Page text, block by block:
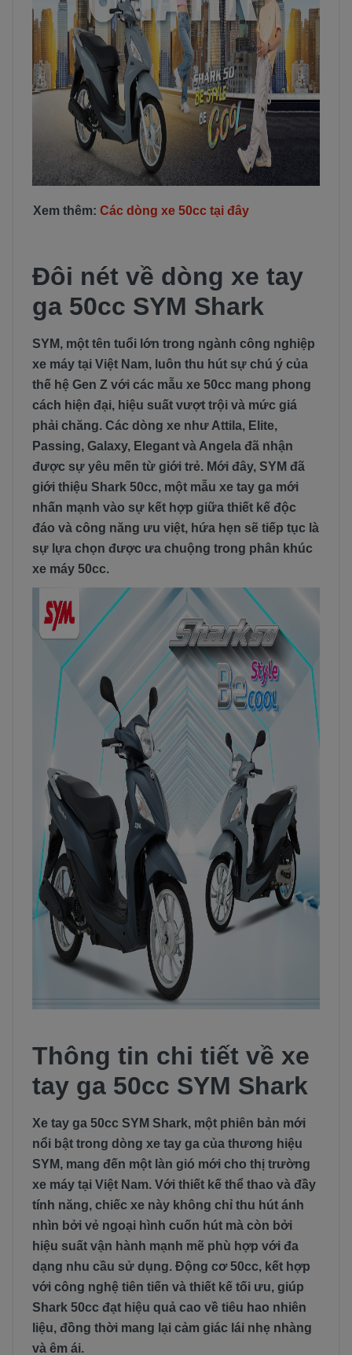
Xem thêm: Các dòng xe 50cc tại đây
Đôi nét về dòng xe tay
ga 50cc SYM Shark
SYM, một tên tuổi lớn trong ngành công nghiệp
xe máy tại Việt Nam, luôn thu hút sự chú ý của
thế hệ Gen Z với các mẫu xe 50cc mang phong
cách hiện đại, hiệu suất vượt trội và mức giá
phải chăng. Các dòng xe như Attila, Elite,
Passing, Galaxy, Elegant và Angela đã nhận
được sự yêu mến từ giới trẻ. Mới đây, SYM đã
giới thiệu Shark 50cc, một mẫu xe tay ga mới
nhấn mạnh vào sự kết hợp giữa thiết kế độc
đáo và công năng ưu việt, hứa hẹn sẽ tiếp tục là
sự lựa chọn được ưa chuộng trong phân khúc
xe máy 50cc.
Thông tin chi tiết về xe
tay ga 50cc SYM Shark
Xe tay ga 50cc SYM Shark, một phiên bản mới
nổi bật trong dòng xe tay ga của thương hiệu
SYM, mang đến một làn gió mới cho thị trường
xe máy tại Việt Nam. Với thiết kế thể thao và đầy
tính năng, chiếc xe này không chỉ thu hút ánh
nhìn bởi vẻ ngoại hình cuốn hút mà còn bởi
hiệu suất vận hành mạnh mẽ phù hợp với đa
dạng nhu cầu sử dụng. Động cơ 50cc, kết hợp
với công nghệ tiên tiến và thiết kế tối ưu, giúp
Shark 50cc đạt hiệu quả cao về tiêu hao nhiên
liệu, đồng thời mang lại cảm giác lái nhẹ nhàng
và êm ái.